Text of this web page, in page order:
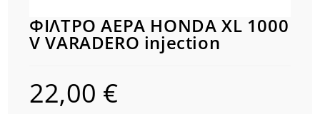
ΦΙΛΤΡΟ ΑΕΡΑ HONDA XL 1000
V VARADERO injection
22,00 €